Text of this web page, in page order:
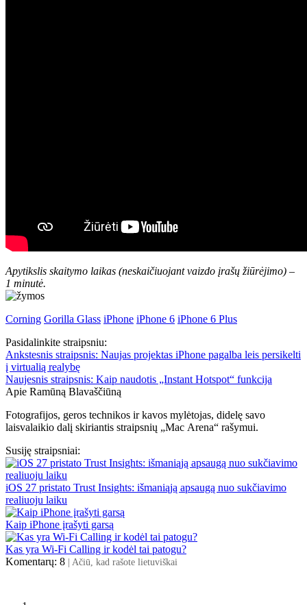
Apytikslis skaitymo laikas (neskaičiuojant vaizdo įrašų žiūrėjimo) –
1 minutė.
Corning Gorilla Glass iPhone iPhone 6 iPhone 6 Plus
Pasidalinkite straipsniu:
Ankstesnis straipsnis: Naujas projektas iPhone pagalba leis persikelti
į virtualią realybę
Naujesnis straipsnis: Kaip naudotis „Instant Hotspot“ funkcija
Apie Ramūną Blavaščiūną
Fotografijos, geros technikos ir kavos mylėtojas, didelę savo
laisvalaikio dalį skiriantis straipsnių „Mac Arena“ rašymui.
Susiję straipsniai:
iOS 27 pristato Trust Insights: išmaniąją apsaugą nuo sukčiavimo
realiuoju laiku
Kaip iPhone įrašyti garsą
Kas yra Wi-Fi Calling ir kodėl tai patogu?
Komentarų: 8 | Ačiū, kad rašote lietuviškai